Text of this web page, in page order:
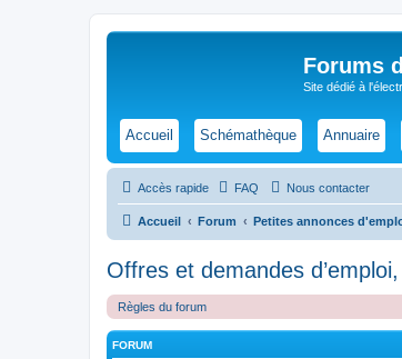
Forums
Site dédié à
Accueil Schémathèque Annuaire
Accès rapide FAQ Nous contacter
Accueil Forum Petites annonces
Offres et demandes
Règles du forum
FORUM